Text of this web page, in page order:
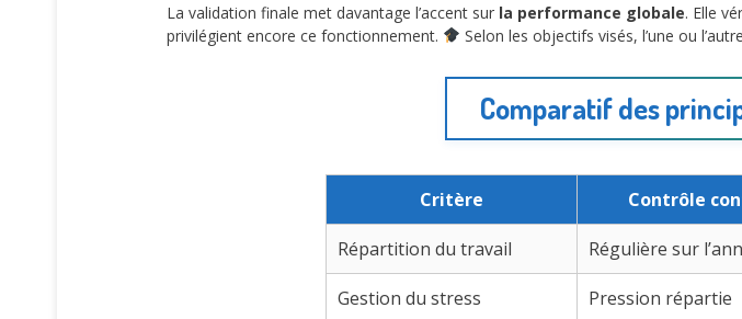
La validation finale met davantage l’accent sur la performance globale. Elle
privilégient encore ce fonctionnement.
Selon les objectifs visés, l’une ou
Comparatif des
Critère Contrôle
Répartition du travail Régulière sur
Gestion du stress Pression répartie